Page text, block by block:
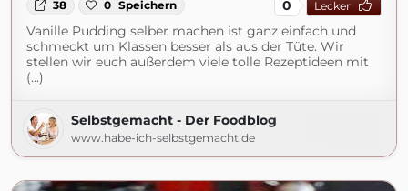
38 0 Speichern 0 Lecker
Vanille Pudding selber machen ist ganz einfach und
schmeckt um Klassen besser als aus der Tüte. Wir
stellen wir euch außerdem viele tolle Rezeptideen mit
(...)
Selbstgemacht - Der Foodblog
www.habe-ich-selbstgemacht.de